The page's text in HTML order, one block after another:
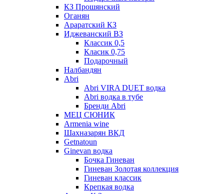
КЗ Прошянский
Оганян
Араратский КЗ
Иджеванский ВЗ
Классик 0,5
Класик 0,75
Подарочный
Налбандян
Abri
Abri VIRA DUET водка
Abri водка в тубе
Бренди Abri
МЕЦ СЮНИК
Armenia wine
Шахназарян ВКД
Getnatoun
Ginevan водка
Бочка Гиневан
Гиневан Золотая коллекция
Гиневан классик
Крепкая водка